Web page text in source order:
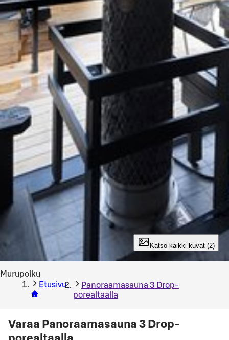
Katso kaikki kuvat (2)
Murupolku
Etusivu
Panoraamasauna 3 Drop-
porealtaalla
Varaa Panoraamasauna 3 Drop-